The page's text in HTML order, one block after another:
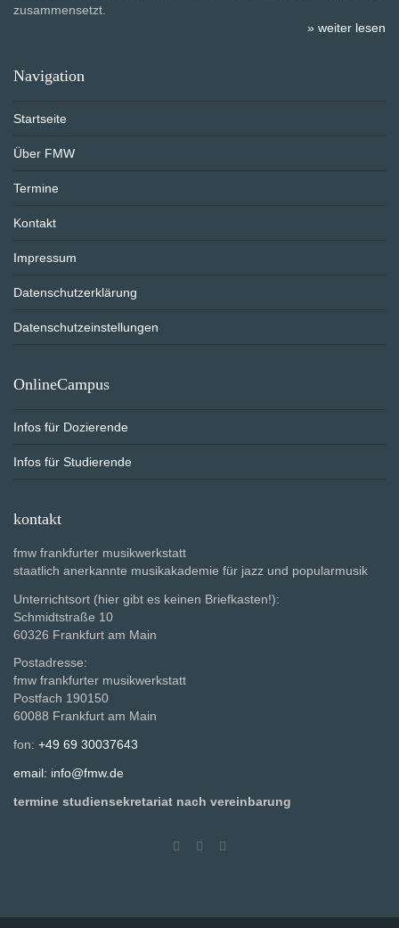
zusammensetzt.
» weiter lesen
Navigation
Startseite
Über FMW
Termine
Kontakt
Impressum
Datenschutzerklärung
Datenschutzeinstellungen
OnlineCampus
Infos für Dozierende
Infos für Studierende
kontakt
fmw frankfurter musikwerkstatt
staatlich anerkannte musikakademie für jazz und popularmusik
Unterrichtsort (hier gibt es keinen Briefkasten!):
Schmidtstraße 10
60326 Frankfurt am Main
Postadresse:
fmw frankfurter musikwerkstatt
Postfach 190150
60088 Frankfurt am Main
fon: +49 69 30037643
email: info@fmw.de
termine studiensekretariat nach vereinbarung